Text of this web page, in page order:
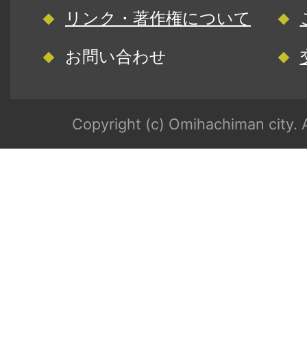
リンク・著作権について
お問い合わせ
Copyright (c) Omihachiman city.